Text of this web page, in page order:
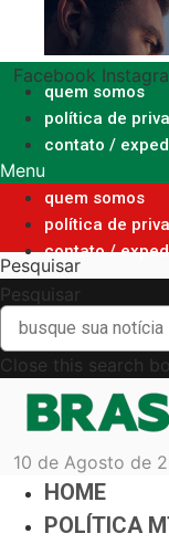
o
conteúdo
Facebook
quem somos
política de
contato /
Menu
quem somos
política de
contato /
Pesquisar
Pesquisar
Close this search
10 de Agosto de
HOME
POLÍTICA